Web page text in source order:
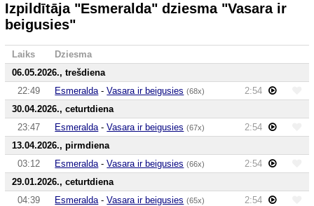
Izpildītāja "Esmeralda" dziesma "Vasara ir
beigusies"
Laiks
Dziesma
06.05.2026., trešdiena
22:49
Esmeralda -Vasara ir beigusies (68x)
2:54
30.04.2026., ceturtdiena
23:47
Esmeralda -Vasara ir beigusies (67x)
2:54
13.04.2026., pirmdiena
03:12
Esmeralda -Vasara ir beigusies (66x)
2:54
29.01.2026., ceturtdiena
04:39
Esmeralda -Vasara ir beigusies (65x)
2:54